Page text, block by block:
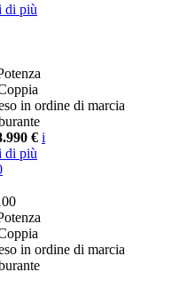
di più
in ordine di marcia
€ i
di più
in ordine di marcia